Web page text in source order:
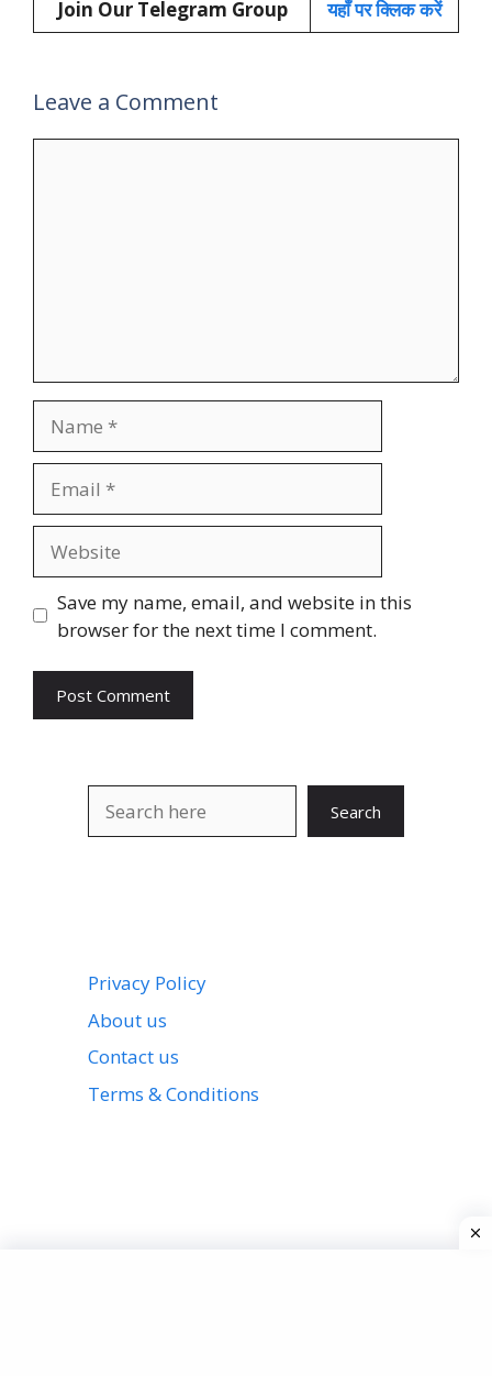
Join Our Telegram Group यहाँ पर क्लिक करें
Leave a Comment
Save my name, email, and website in this
browser for the next time I comment.
Search
Privacy Policy
About us
Contact us
Terms & Conditions